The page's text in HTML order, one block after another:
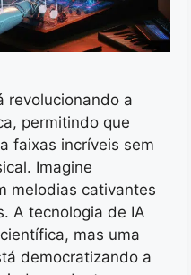
revolucionando a
permitindo que
faixas incríveis sem
Imagine
melodias cativantes
A tecnologia de IA
mas uma
democratizando a